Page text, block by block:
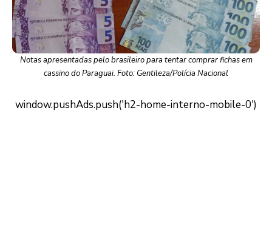
Notas apresentadas pelo brasileiro para tentar comprar fichas em
cassino do Paraguai. Foto: Gentileza/Polícia Nacional